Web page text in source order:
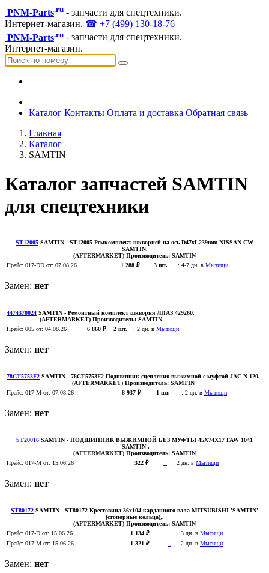
PNM-Parts.ru - запчасти для спецтехники.
Интернет-магазин. ☎ +7 (499) 130-18-76
PNM-Parts.ru - запчасти для спецтехники.
Интернет-магазин.
Каталог Контакты Оплата и доставка Обратная связь
Главная
Каталог
SAMTIN
Каталог запчастей SAMTIN
для спецтехники
ST12005 SAMTIN - ST12005 Ремкомплект шкворней на ось D47xL239mm NISSAN CW
SAMTIN.
(AFTERMARKET) Производитель: SAMTIN
Прайс: 017-DD от: 07.08.26 1 288 ₽ 3 шт. : 4-7 дн. в Мытищи
Замен: нет
4474370024 SAMTIN - Ремонтный комплект шкворня ЛИАЗ 429260.
(AFTERMARKET)Производитель: SAMTIN
Прайс: 005 от: 04.08.26 6 860 ₽ 2 шт. : 2 дн. в Мытищи
Замен: нет
78CT5753F2 SAMTIN - 78CT5753F2 Подшипник сцепления выжимной с муфтой JAC N-120.
(AFTERMARKET) Производитель: SAMTIN
Прайс: 017-M от: 07.08.26 8 937 ₽ 1 шт. : 2 дн. в Мытищи
Замен: нет
ST20016 SAMTIN - ПОДШИПНИК ВЫЖИМНОЙ БЕЗ МУФТЫ 45X74X17 FAW 1041
'SAMTIN'.
(AFTERMARKET) Производитель: SAMTIN
Прайс: 017-M от: 15.06.26 322 ₽ : 2 дн. в Мытищи
Замен: нет
ST80172 SAMTIN - ST80172 Крестовина 36x104 карданного вала MITSUBISHI 'SAMTIN'
(стопорные кольца),.
(AFTERMARKET) Производитель: SAMTIN
Прайс: 017-D от: 15.06.26 1 134 ₽ : 3 дн. в Мытищи
Прайс: 017-M от: 15.06.26 1 321 ₽ : 2 дн. в Мытищи
Замен: нет